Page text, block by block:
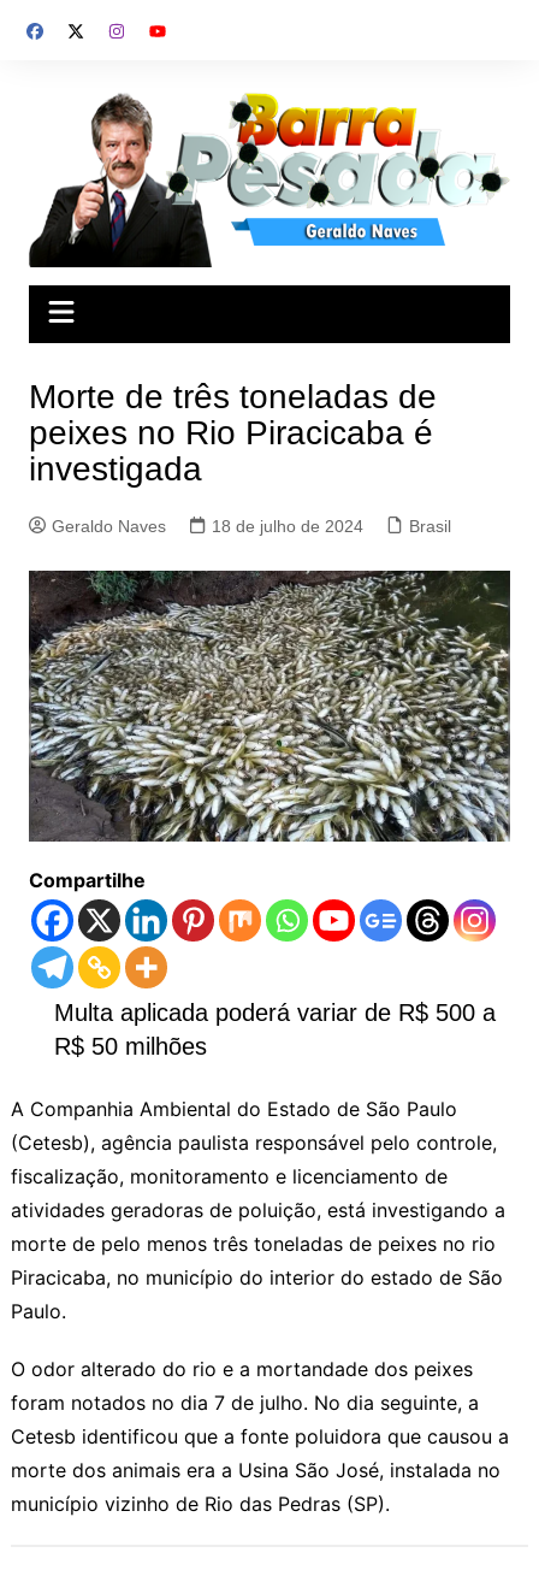
para
Morte de três toneladas de
peixes no Rio Piracicaba é
investigada
Geraldo Naves 18 de julho de 2024 Brasil
Compartilhe
Multa aplicada poderá variar de R$ 500 a
R$ 50 milhões
A Companhia Ambiental do Estado de São Paulo
(Cetesb), agência paulista responsável pelo controle,
fiscalização, monitoramento e licenciamento de
atividades geradoras de poluição, está investigando a
morte de pelo menos três toneladas de peixes no rio
Piracicaba, no município do interior do estado de São
Paulo.
O odor alterado do rio e a mortandade dos peixes
foram notados no dia 7 de julho. No dia seguinte, a
Cetesb identificou que a fonte poluidora que causou a
morte dos animais era a Usina São José, instalada no
município vizinho de Rio das Pedras (SP).